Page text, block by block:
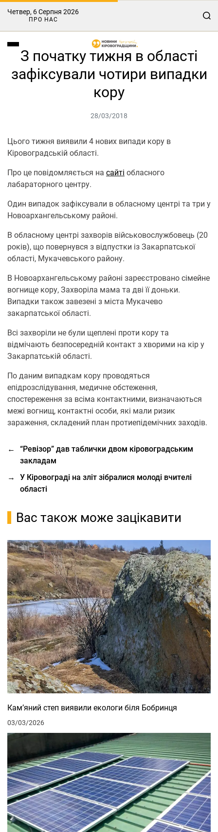
Четвер, 6 Серпня 2026
ПРО НАС
З початку тижня в області
зафіксували чотири випадки
кору
28/03/2018
Цього тижня виявили 4 нових випади кору в
Кіровоградській області.
Про це повідомляється на сайті обласного
лабараторного центру.
Один випадок зафіксували в обласному центрі та три у
Новоархангельському районі.
В обласному центрі захворів військовослужбовець (20
років), що повернувся з відпустки із Закарпатської
області, Мукачевського району.
В Новоархангельському районі зареєстровано сімейне
вогнище кору, Захворіла мама та дві її доньки.
Випадки також завезені з міста Мукачево
закарпатської області.
Всі захворіли не були щеплені проти кору та
відмічають безпосередній контакт з хворими на кір у
Закарпатській області.
По даним випадкам кору проводяться
епідрозслідування, медичне обстеження,
спостереження за всіма контактними, визначаються
межі вогнищ, контактні особи, які мали ризик
зараження, складений план протиепідемічних заходів.
←
“Ревізор” дав таблички двом кіровоградським
закладам
→
У Кіровограді на зліт зібралися молоді вчителі
області
Вас також може зацікавити
Кам’яний степ виявили екологи біля Бобринця
03/03/2026